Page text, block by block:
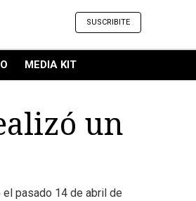
SUSCRIBITE
MEDIA KIT
un
pasado 14 de abril de